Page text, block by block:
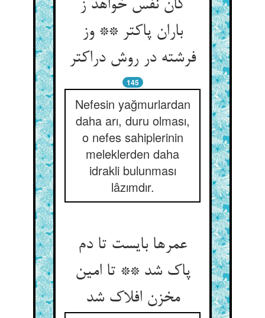
کان نفس خواهد ز
باران پاک‏تر ** وز
فرشته در روش دراک‏تر
145
Nefesin yağmurlardan
daha arı, duru olması,
o nefes sahiplerinin
meleklerden daha
idrakli bulunması
lâzımdır.
عمرها بایست تا دم
پاک شد ** تا امین
مخزن افلاک شد